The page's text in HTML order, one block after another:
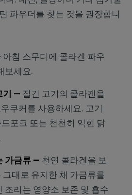
파우더를 찾는 것을 권장합니
아침 스무디에 콜라겐 파우
보세요.
기 — 질긴 고기의 콜라겐을
쿠커를 사용하세요. 고기
포크 또는 천천히 익힌 닭
가금류 — 천연 콜라겐을 보
대로 유지한 채 가금류를
조리는 영양소 보존 및 흡수